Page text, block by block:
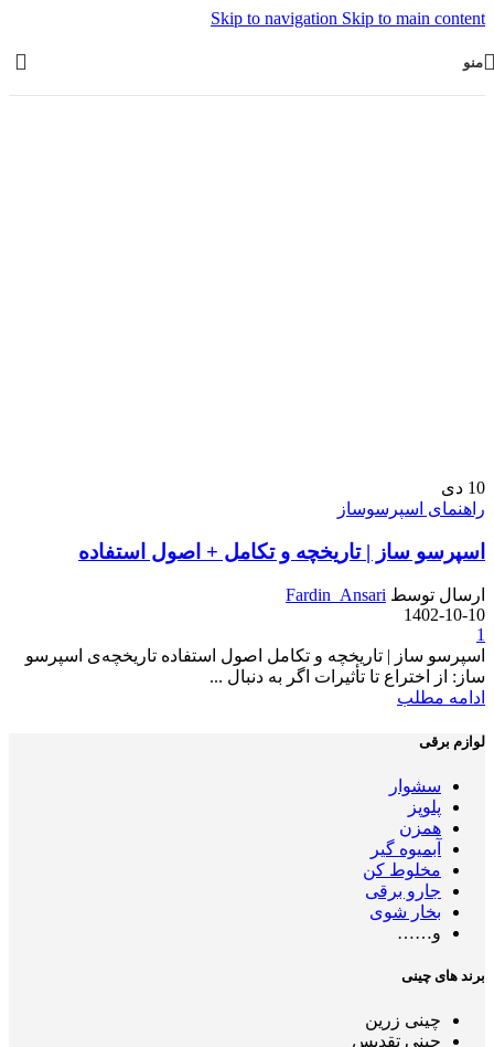
Skip to navigation Skip to main content
منو
10 دی
راهنمای اسپرسوساز
اسپرسو ساز | تاریخچه و تکامل + اصول استفاده
ارسال توسط Fardin_Ansari
1402-10-10
1
اسپرسو ساز | تاریخچه و تکامل اصول استفاده تاریخچه‌ی اسپرسو
ساز: از اختراع تا تأثیرات اگر به دنبال ...
ادامه مطلب
لوازم برقی
سشوار
پلوپز
همزن
آبمیوه گیر
مخلوط کن
جارو برقی
بخار شوی
و……
برند های چینی
چینی زرین
چینی تقدیس